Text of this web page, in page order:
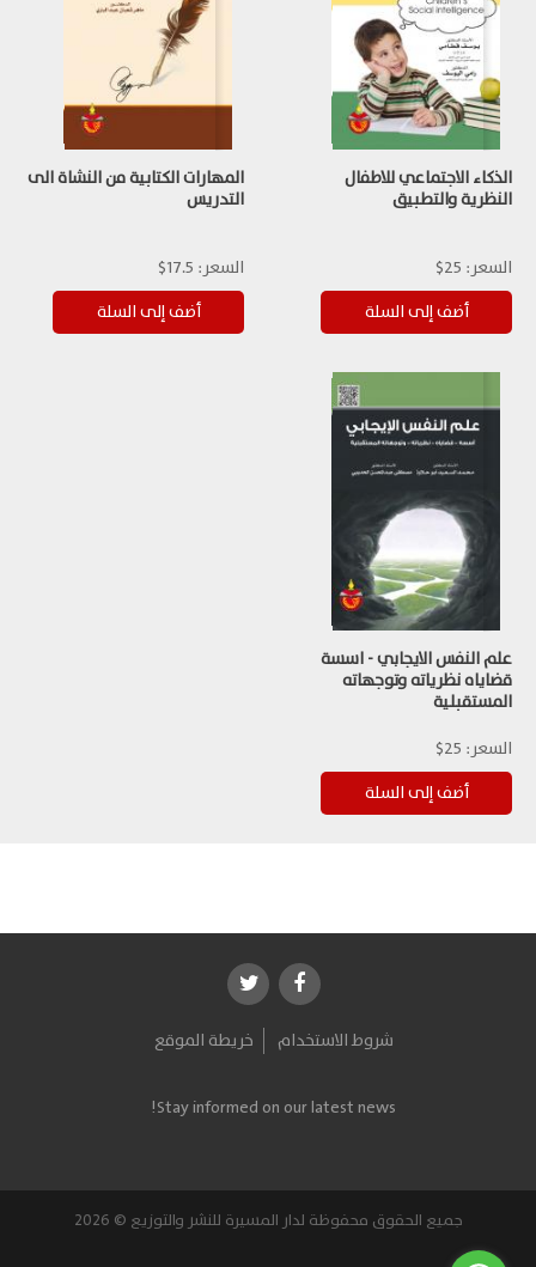
الذكاء الاجتماعي للاطفال
النظرية والتطبيق
السعر: 25$
المهارات الكتابية من النشاة الى
التدريس
السعر: 17.5$
علم النفس الايجابي - اسسة
قضاياه نظرياته وتوجهاته
المستقبلية
السعر: 25$
شروط الاستخدام خريطة الموقع
Stay informed on our latest news!
جميع الحقوق محفوظة لدار المسيرة للنشر والتوزيع © 2026